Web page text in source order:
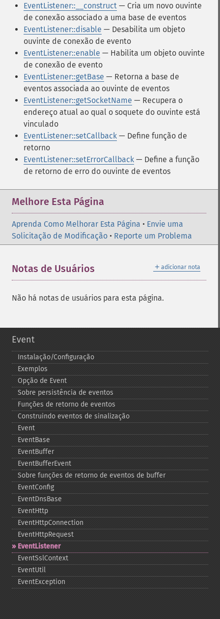
EventListener::__construct — Cria um novo ouvinte
de conexão associado a uma base de eventos
EventListener::disable — Desabilita um objeto
ouvinte de conexão de evento
EventListener::enable — Habilita um objeto ouvinte
de conexão de evento
EventListener::getBase — Retorna a base de
eventos associada ao ouvinte de eventos
EventListener::getSocketName — Recupera o
endereço atual ao qual o soquete do ouvinte está
vinculado
EventListener::setCallback — Define função de
retorno
EventListener::setErrorCallback — Define a função
de retorno de erro do ouvinte de eventos
Melhore Esta Página
Aprenda Como Melhorar Esta Página • Envie uma
Solicitação de Modificação • Reporte um Problema
＋ adicionar nota
Notas de Usuários
Não há notas de usuários para esta página.
Event
Instalação/Configuração
Exemplos
Opção de Event
Sobre persistência de eventos
Funções de retorno de eventos
Construindo eventos de sinalização
Event
EventBase
EventBuffer
EventBufferEvent
Sobre funções de retorno de eventos de buffer
EventConfig
EventDnsBase
EventHttp
EventHttpConnection
EventHttpRequest
EventListener
EventSslContext
EventUtil
EventException